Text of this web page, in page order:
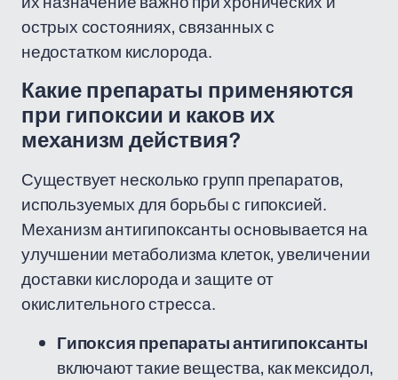
острых состояниях, связанных с
недостатком кислорода.
Какие препараты применяются
при гипоксии и каков их
механизм действия?
Существует несколько групп препаратов,
используемых для борьбы с гипоксией.
Механизм антигипоксанты основывается на
улучшении метаболизма клеток, увеличении
доставки кислорода и защите от
окислительного стресса.
Гипоксия препараты антигипоксанты
включают такие вещества, как мексидол,